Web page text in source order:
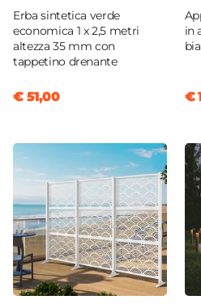
Erba sintetica verde
economica 1 x 2,5 metri
altezza 35 mm con
tappetino drenante
€ 51,00
in
€